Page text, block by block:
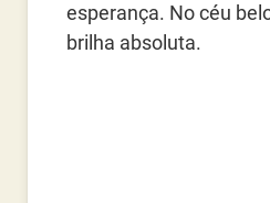
esperança. No céu
brilha absoluta.